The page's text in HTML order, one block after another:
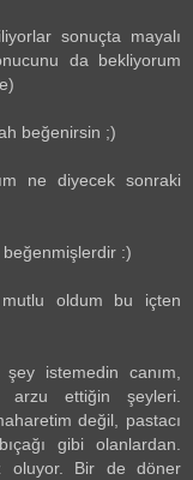
sonuçta mayalı
da bekliyorum
beğenirsin ;)
ne diyecek sonraki
beğenmişlerdir :)
oldum bu içten
istemedin canım,
arzu ettiğin şeyleri.
değil, pastacı
gibi olanlardan.
oluyor. Bir de döner